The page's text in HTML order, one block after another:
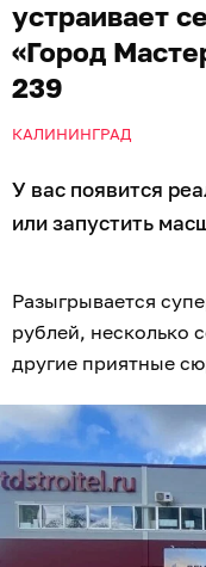
устраивает
«Город
239
КАЛИНИНГРАД
У вас появится
или запустить
Разыгрывается
рублей, несколько
другие приятные